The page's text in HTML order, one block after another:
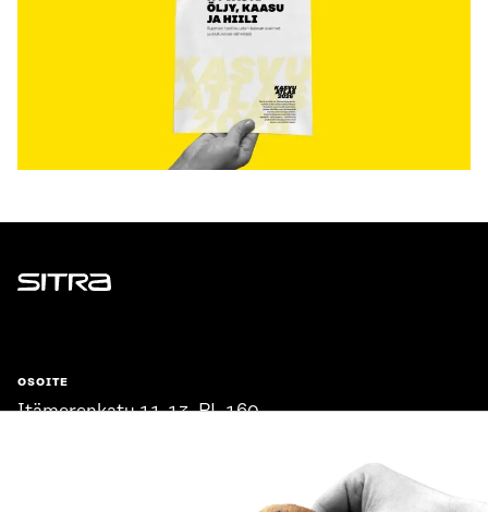
Sitra
OSOITE
Itämerenkatu 11-13, PL 160,